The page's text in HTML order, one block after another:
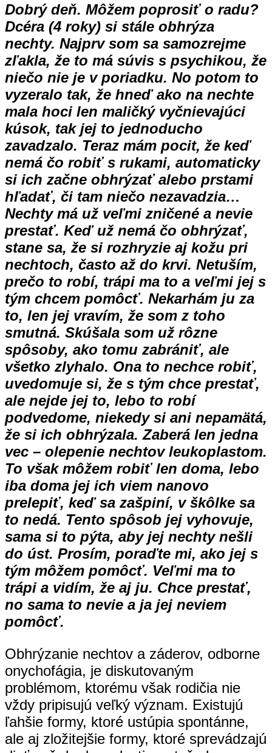
Dobrý deň. Môžem poprosiť o radu?
Dcéra (4 roky) si stále obhrýza
nechty. Najprv som sa samozrejme
zľakla, že to má súvis s psychikou, že
niečo nie je v poriadku. No potom to
vyzeralo tak, že hneď ako na nechte
mala hoci len maličký vyčnievajúci
kúsok, tak jej to jednoducho
zavadzalo. Teraz mám pocit, že keď
nemá čo robiť s rukami, automaticky
si ich začne obhrýzať alebo prstami
hľadať, či tam niečo nezavadzia…
Nechty má už veľmi zničené a nevie
prestať. Keď už nemá čo obhrýzať,
stane sa, že si rozhryzie aj kožu pri
nechtoch, často až do krvi. Netuším,
prečo to robí, trápi ma to a veľmi jej s
tým chcem pomôcť. Nekarhám ju za
to, len jej vravím, že som z toho
smutná. Skúšala som už rôzne
spôsoby, ako tomu zabrániť, ale
všetko zlyhalo. Ona to nechce robiť,
uvedomuje si, že s tým chce prestať,
ale nejde jej to, lebo to robí
podvedome, niekedy si ani nepamätá,
že si ich obhrýzala. Zaberá len jedna
vec – olepenie nechtov leukoplastom.
To však môžem robiť len doma, lebo
iba doma jej ich viem nanovo
prelepiť, keď sa zašpiní, v škôlke sa
to nedá. Tento spôsob jej vyhovuje,
sama si to pýta, aby jej nechty nešli
do úst. Prosím, poraďte mi, ako jej s
tým môžem pomôcť. Veľmi ma to
trápi a vidím, že aj ju. Chce prestať,
no sama to nevie a ja jej neviem
pomôcť.
Obhrýzanie nechtov a záderov, odborne
onychofágia, je diskutovaným
problémom, ktorému však rodičia nie
vždy pripisujú veľký význam. Existujú
ľahšie formy, ktoré ustúpia spontánne,
ale aj zložitejšie formy, ktoré sprevádzajú